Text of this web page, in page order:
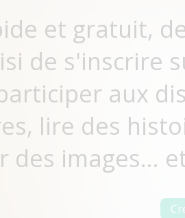
et gratuit,
de s'inscrire
aux
lire des
des images...